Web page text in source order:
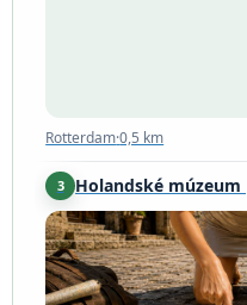
Rotterdam·0,5 km
3 Holandské
Rotterdam·3,2 km